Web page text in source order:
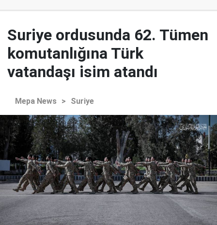
Suriye ordusunda 62. Tümen
komutanlığına Türk
vatandaşı isim atandı
Mepa News > Suriye